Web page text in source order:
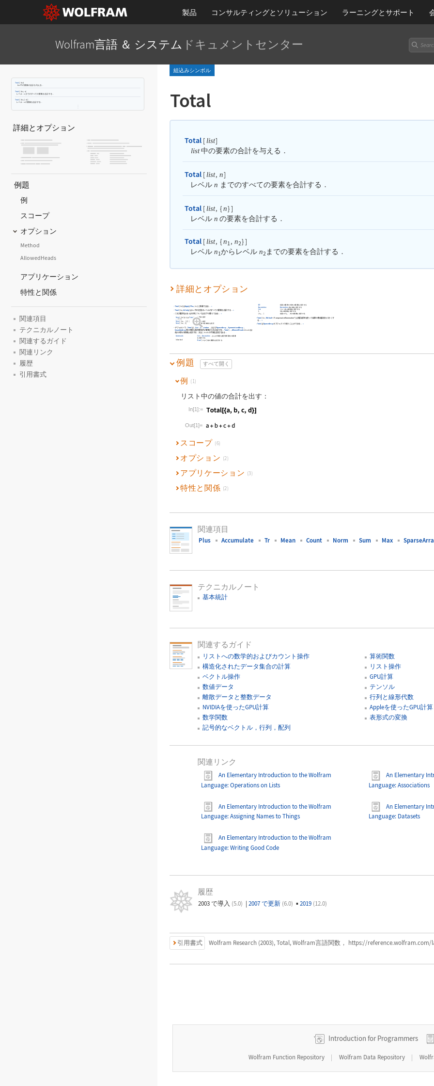
製品 コンサルティングとソリューション ラーニングとサポート
Wolfram言語 ＆ システム ドキュメントセンター
Total [ list]
list中の要素の合計を与える．
Total [ list n]
レベル
n までのすべての要素を合計する．
Total [ list, { n} ]
レベル
nの要素を合計する．
詳細とオプション
例題
例
スコープ
オプション
Method
AllowedHeads
アプリケーション
特性と関係
関連項目
テクニカルノート
関連するガイド
関連リンク
履歴
引用書式
組込みシンボル
Total
Total [ list]
list中の要素の合計を与える．
Total [ list, n]
レベル n までのすべての要素を合計する．
Total [ list, { n}]
レベル n の要素を合計する．
Total [ list, { n1 , n2}]
レベル n1からレベル n2 までの要素を合計する．
詳細とオプション
Total list Apply Plus list と等価である．
»
Total [ list Infinity] はlist 中の任意のレベルのすべての要素を合計する．
»
二次元配列あるいは行列については以下の通りである． »
Total [ list ]またはTotal [ list
, 1}
各列の合計
Total [ list { 2} ]
各行の合計
Total
list , 2
全要素の全体的な合計
デフォルトで，Total は，List，Association ，およびSparseArray ，SymmetrizedArray
QuantityArray等の特別な配列表現内の要素だけを合計する．Total [ AllowedHeads->heads ]は
他の式内の要素も合計する．次は， headsの可能な設定である．
Automatic
List ，Association ，および特別な配列表現内の要素
を合計する
Inherited
Head [ expr] 内の要素を合計する
All
任意の通常の式内の要素を合計する
Association
Association 内の値を合計する
List
リスト内の要素を合計する
h h内の要素を合計する
{ h1 } 任意のh1 …内の要素を合計する
Total [ list Method->"CompensatedSummation"] は補正総和を使って結果の数値誤差を小さくす
る．
»
Total
SparseArray オブジェクトで使うことができる． »
例題 すべて開く
例 (1)
リスト中の値の合計を出す：
In[1]:=
Wolfram Language code:
Out[1]=
スコープ (6)
オプション (2)
アプリケーション (3)
特性と関係 (2)
関連項目
Plus Accumulate Tr Mean Count Norm Sum Max
テクニカルノート
基本統計
関連するガイド
リストへの数学的およびカウント操作
算術関数
構造化されたデータ集合の計算
リスト操作
ベクトル操作
GPU計算
数値データ
テンソル
離散データと整数データ
行列と線形代数
NVIDIAを使ったGPU計算
Appleを使ったGPU計算
数学関数
表形式の変換
記号的なベクトル，行列，配列
関連リンク
An Elementary Introduction to the Wolfram
Language: Operations on Lists
An Elementary
Language: Associations
An Elementary Introduction to the Wolfram
Language: Assigning Names to Things
An Elementary
Language: Datasets
An Elementary Introduction to the Wolfram
Language: Writing Good Code
履歴
2003 で導入 (5.0) | 2007 で更新 (6.0) ▪ 2019 (12.0)
引用書式 Wolfram Research (2003), Total, Wolfram言語関数， https://
Introduction for Programmers
Wolfram Function Repository | Wolfram Data Repository |